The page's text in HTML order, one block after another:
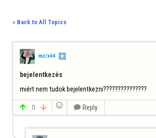
« Back to All Topics
mz/x44
bejelentkezés
miért nem tudok bejelentkezni???????????????
 0    Reply